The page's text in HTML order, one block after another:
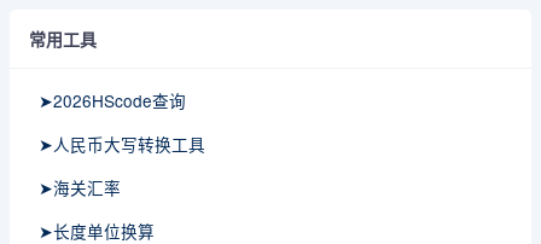
常用工具
➤2026HScode查询
➤人民币大写转换工具
➤海关汇率
➤长度单位换算